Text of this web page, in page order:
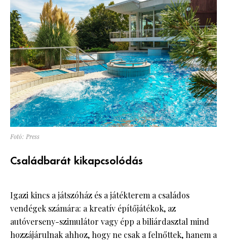
Fotó: Press
Családbarát kikapcsolódás
Igazi kincs a játszóház és a játékterem a családos
vendégek számára: a kreatív építőjátékok, az
autóverseny-szimulátor vagy épp a biliárdasztal mind
hozzájárulnak ahhoz, hogy ne csak a felnőttek, hanem a